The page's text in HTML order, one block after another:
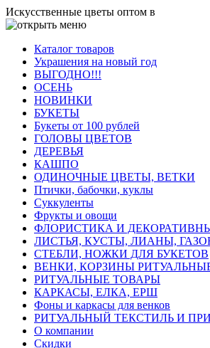
Искусственные цветы оптом в
Каталог товаров
Украшения на новый год
ВЫГОДНО!!!
ОСЕНЬ
НОВИНКИ
БУКЕТЫ
Букеты от 100 рублей
ГОЛОВЫ ЦВЕТОВ
ДЕРЕВЬЯ
КАШПО
ОДИНОЧНЫЕ ЦВЕТЫ, ВЕТКИ
Птички, бабочки, куклы
Суккуленты
Фрукты и овощи
ФЛОРИСТИКА И
ЛИСТЬЯ, КУСТЫ, ЛИАНЫ,
СТЕБЛИ, НОЖКИ ДЛЯ БУКЕТОВ
ВЕНКИ, КОРЗИНЫ
РИТУАЛЬНЫЕ ТОВАРЫ
КАРКАСЫ, ЕЛКА, ЕРШ
Фоны и каркасы для венков
РИТУАЛЬНЫЙ ТЕКСТИЛЬ И
О компании
Скидки